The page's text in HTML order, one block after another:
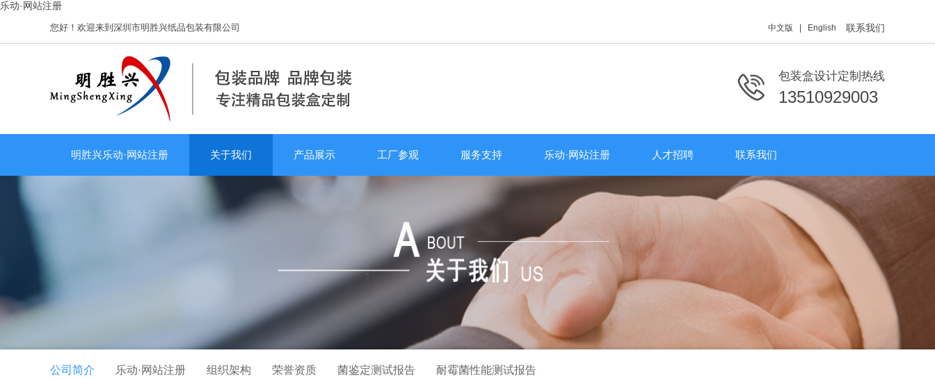
乐动·网站注册
您好！欢迎来到深圳市明胜兴纸品包装有限公司 联系我们
中文版 English
包装盒设计定制热线
13510929003
明胜兴乐动·网站注册 关于我们 产品展示 工厂参观 服务支持 乐动·网站注册 人才招聘 联系我们
公司简介 乐动·网站注册 组织架构 荣誉资质 菌鉴定测试报告 耐霉菌性能测试报告